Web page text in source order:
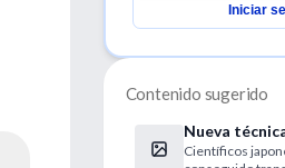
Iniciar
Contenido sugerido
Nueva
en el
Científicos